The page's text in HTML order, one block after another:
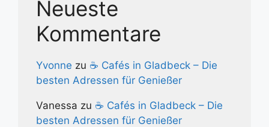
Neueste
Kommentare
Yvonne zu ☕ Cafés in Gladbeck – Die
besten Adressen für Genießer
Vanessa zu ☕ Cafés in Gladbeck – Die
besten Adressen für Genießer